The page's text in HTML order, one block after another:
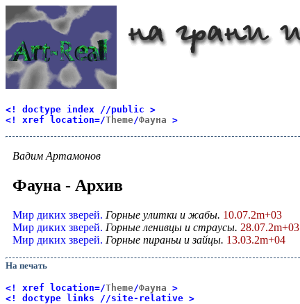
<! doctype index //public >
<! xref location=/Theme/Фауна >
Вадим Артамонов
Фауна - Архив
Мир диких зверей. Горные улитки и жабы. 10.07.2m+03
Мир диких зверей. Горные ленивцы и страусы. 28.07.2m+03
Мир диких зверей. Горные пираньи и зайцы. 13.03.2m+04
На печать
<! xref location=/Theme/Фауна >
<! doctype links //site-relative >